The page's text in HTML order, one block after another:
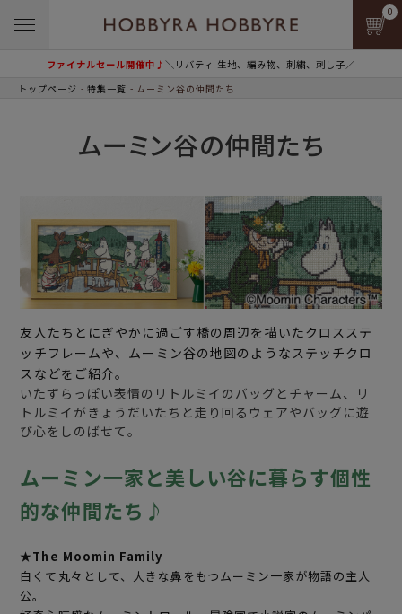
ファイナルセール開催中♪＼リバティ 生地、編み物、刺繍、刺し子／
0
トップページ 特集一覧 ムーミン谷の仲間たち
ムーミン谷の仲間たち
友人たちとにぎやかに過ごす橋の周辺を描いたクロスステ
ッチフレームや、ムーミン谷の地図のようなステッチクロ
スなどをご紹介。
いたずらっぽい表情のリトルミイのバッグとチャーム、リ
トルミイがきょうだいたちと走り回るウェアやバッグに遊
び心をしのばせて。
ムーミン一家と美しい谷に暮らす個性
的な仲間たち♪
★The Moomin Family
白くて丸々として、大きな鼻をもつムーミン一家が物語の主人
公。